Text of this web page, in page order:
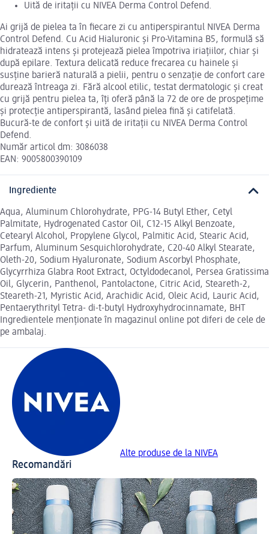
Uită de iritații cu NIVEA Derma Control Defend.
Ai grijă de pielea ta în fiecare zi cu antiperspirantul NIVEA Derma
Control Defend. Cu Acid Hialuronic și Pro-Vitamina B5, formulă să
hidratează intens și protejează pielea împotriva iriațiilor, chiar și
după epilare. Textura delicată reduce frecarea cu hainele și
susține barieră naturală a pielii, pentru o senzație de confort care
durează întreaga zi. Fără alcool etilic, testat dermatologic și creat
cu grijă pentru pielea ta, îți oferă până la 72 de ore de prospețime
și protecție antiperspirantă, lasând pielea fină și catifelată.
Bucură-te de confort și uită de iritații cu NIVEA Derma Control
Defend.
Număr articol dm: 3086038
EAN: 9005800390109
Ingrediente
Aqua, Aluminum Chlorohydrate, PPG-14 Butyl Ether, Cetyl
Palmitate, Hydrogenated Castor Oil, C12-15 Alkyl Benzoate,
Cetearyl Alcohol, Propylene Glycol, Palmitic Acid, Stearic Acid,
Parfum, Aluminum Sesquichlorohydrate, C20-40 Alkyl Stearate,
Oleth-20, Sodium Hyaluronate, Sodium Ascorbyl Phosphate,
Glycyrrhiza Glabra Root Extract, Octyldodecanol, Persea Gratissima
Oil, Glycerin, Panthenol, Pantolactone, Citric Acid, Steareth-2,
Steareth-21, Myristic Acid, Arachidic Acid, Oleic Acid, Lauric Acid,
Pentaerythrityl Tetra- di-t-butyl Hydroxyhydrocinnamate, BHT
Ingredientele menționate în magazinul online pot diferi de cele de
pe ambalaj.
Alte produse de la NIVEA
Recomandări